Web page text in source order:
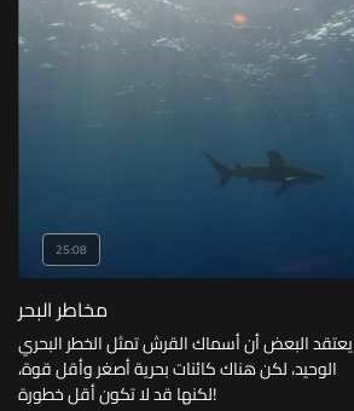
25:08
مخاطر البحر
يعتقد البعض أن أسماك القرش تمثل الخطر البحري
الوحيد، لكن هناك كائنات بحرية أصغر وأقل قوة،
لكنها قد لا تكون أقل خطورة!